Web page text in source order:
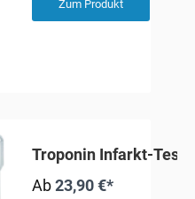
Zum Produkt
Troponin Infarkt-Test
Ab23,90 €*